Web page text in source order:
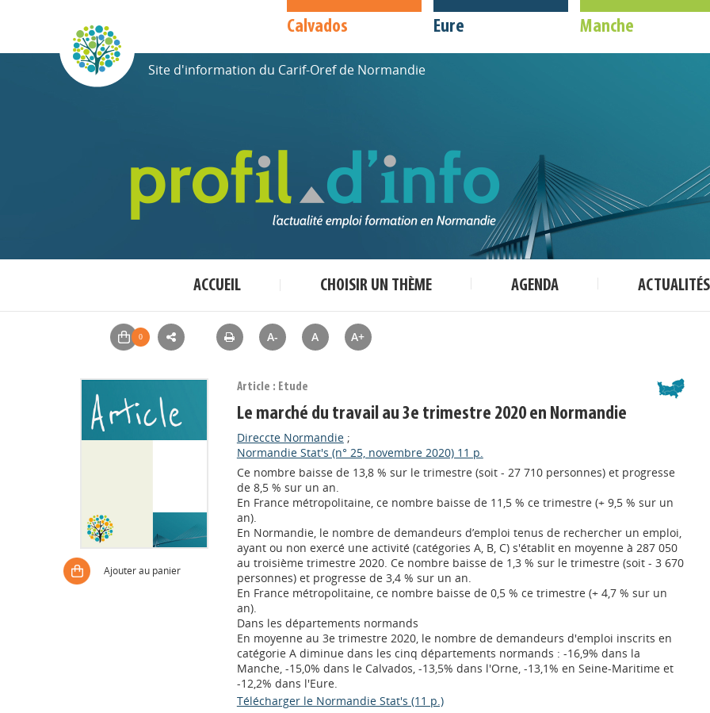
Calvados Eure Manche
Site d'information du Carif-Oref de Normandie
ACCUEIL CHOISIR UN THÈME AGENDA ACTUALITÉS
A- A A+
Ajouter au panier
Article : Etude
Le marché du travail au 3e trimestre 2020 en Normandie
Direccte Normandie;
Normandie Stat's (n° 25, novembre 2020) 11 p.
Ce nombre baisse de 13,8 % sur le trimestre (soit - 27 710 personnes) et progresse
de 8,5 % sur un an.
En France métropolitaine, ce nombre baisse de 11,5 % ce trimestre (+ 9,5 % sur un
an).
En Normandie, le nombre de demandeurs d’emploi tenus de rechercher un emploi,
ayant ou non exercé une activité (catégories A, B, C) s'établit en moyenne à 287 050
au troisième trimestre 2020. Ce nombre baisse de 1,3 % sur le trimestre (soit - 3 670
personnes) et progresse de 3,4 % sur un an.
En France métropolitaine, ce nombre baisse de 0,5 % ce trimestre (+ 4,7 % sur un
an).
Dans les départements normands
En moyenne au 3e trimestre 2020, le nombre de demandeurs d'emploi inscrits en
catégorie A diminue dans les cinq départements normands : -16,9% dans la
Manche, -15,0% dans le Calvados, -13,5% dans l'Orne, -13,1% en Seine-Maritime et
-12,2% dans l'Eure.
Télécharger le Normandie Stat's (11 p.)